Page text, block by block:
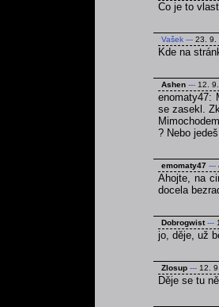
Co je to
Vašek --- 23. 9.
Kde na
Ashen --- 12.
enomaty47:
se zasekl.
? Nebo
emomaty47 ---
Ahojte, na
docela
Dobrogwist ---
jo, děje, už
Zlosup --- 12.
Děje se tu